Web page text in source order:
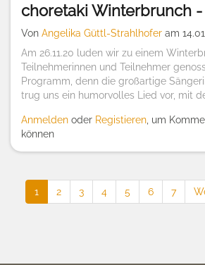
choretaki Winterbrunch
Von Angelika Güttl-Strahlhofer am
Am 26.11.20 luden wir zu einem
Teilnehmerinnen und Teilnehmer
Programm, denn die großartige
trug uns ein humorvolles Lied vor, mit
Anmelden oder Registieren , um
können
Seitennummerierung
Aktuelle
Seite
1 Seite
2 Seite
3 Seite
4 Seite
5 Seite
6 Seite
7